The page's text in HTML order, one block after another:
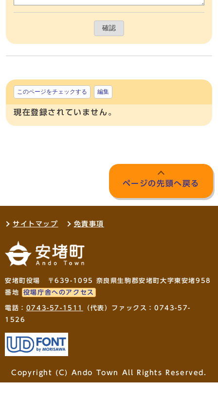
確認
このページをチェックする 編集
現在登録されていません。
ページの先頭へ戻る
サイトマップ 免責事項
安堵町役場 〒639-1095 奈良県生駒郡安堵町大字東安堵958
番地
役場庁舎へのアクセス
電話： 0743-57-1511
（代表）ファックス：0743-57-
1526
Copyright (C) Ando Town All Rights Reserved.